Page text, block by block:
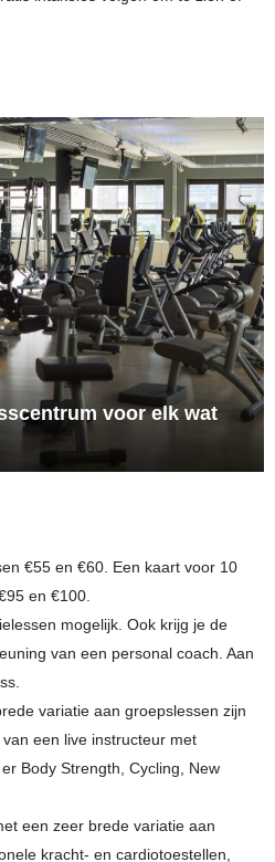
voor elk wat
€55 en €60. Een kaart voor 10
en €100.
mogelijk. Ook krijg je de
van een personal coach. Aan
variatie aan groepslessen zijn
een live instructeur met
Body Strength, Cycling, New
een zeer brede variatie aan
kracht- en cardiotoestellen,